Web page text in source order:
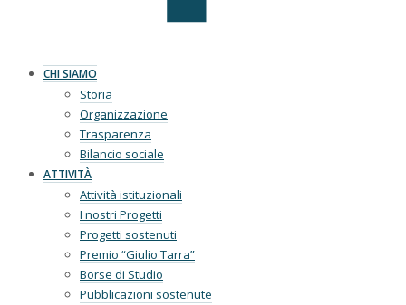
CHI SIAMO
Storia
Organizzazione
Trasparenza
Bilancio sociale
ATTIVITÀ
Attività istituzionali
I nostri Progetti
Progetti sostenuti
Premio “Giulio Tarra”
Borse di Studio
Pubblicazioni sostenute